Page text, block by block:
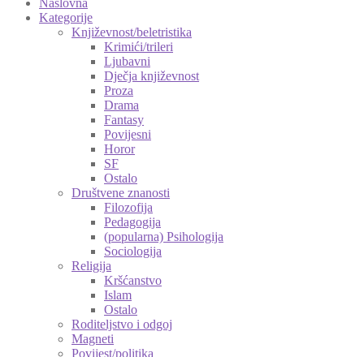
Naslovna
Kategorije
Književnost/beletristika
Krimići/trileri
Ljubavni
Dječja književnost
Proza
Drama
Fantasy
Povijesni
Horor
SF
Ostalo
Društvene znanosti
Filozofija
Pedagogija
(popularna) Psihologija
Sociologija
Religija
Kršćanstvo
Islam
Ostalo
Roditeljstvo i odgoj
Magneti
Povijest/politika